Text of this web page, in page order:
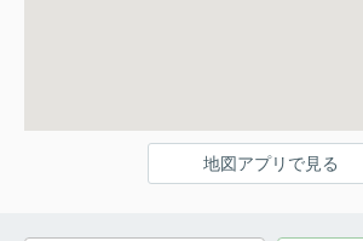
地図アプリで見る